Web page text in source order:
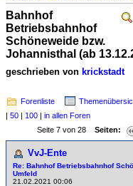
Bahnhof
Betriebsbahnhof
Schöneweide bzw.
Johannisthal (ab
geschrieben von krickstadt
Forenliste
| 50 | 100 | in allen Foren
Seite 7 von 28 Seiten:
VvJ-Ente
Re: Bahnhof Betriebsbahnhof
Umfeld
21.02.2021 00:06